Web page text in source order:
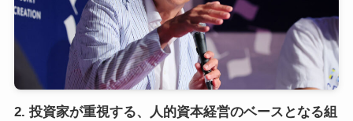
2. 投資家が重視する、人的資本経営のベースとなる組